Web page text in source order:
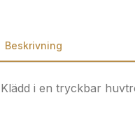
Beskrivning
i en tryckbar